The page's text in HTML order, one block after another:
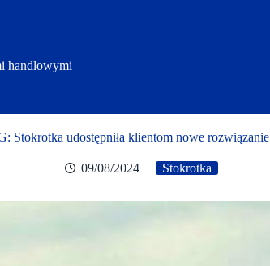
handlowymi
Stokrotka udostępniła klientom nowe rozwiązanie
09/08/2024 Stokrotka